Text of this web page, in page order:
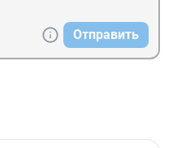
Отправить